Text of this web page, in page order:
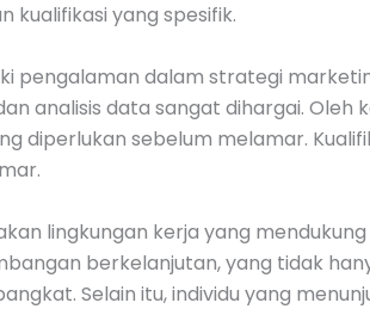
kualifikasi yang spesifik.
pengalaman dalam strategi
analisis data sangat dihargai. Oleh
diperlukan sebelum melamar.
lingkungan kerja yang
berkelanjutan, yang tidak
Selain itu, individu yang